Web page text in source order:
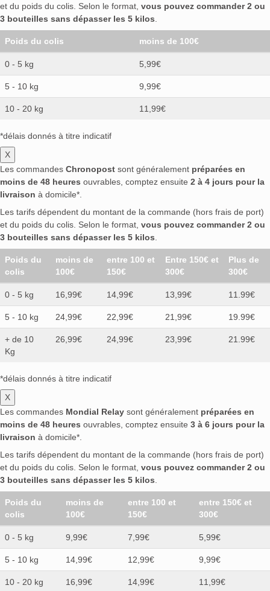
et du poids du colis. Selon le format, vous pouvez commander 2 ou
3 bouteilles sans dépasser les 5 kilos
Poids du colis moins de 100€
0 - 5 kg 5,99€
5 - 10 kg 9,99€
10 - 20 kg 11,99€
*délais donnés à titre indicatif
X
Les commandes Chronopost sont généralement préparées en
moins de 48 heures ouvrables, comptez ensuite 2 à 4 jours pour la
livraison à domicile*.
Les tarifs dépendent du montant de la commande (hors frais de port)
et du poids du colis. Selon le format, vous pouvez commander 2 ou
3 bouteilles sans dépasser les 5 kilos
Poids du
colis
moins de
100€
entre 100 et
150€
Entre 150€ et
300€
Plus de
300€
0 - 5 kg 16,99€ 14,99€ 13,99€ 11.99€
5 - 10 kg 24,99€ 22,99€ 21,99€ 19.99€
+ de 10
Kg
26,99€ 24,99€ 23,99€ 21.99€
*délais donnés à titre indicatif
X
Les commandes Mondial Relay sont généralement préparées en
moins de 48 heures ouvrables, comptez ensuite 3 à 6 jours pour la
livraison à domicile*.
Les tarifs dépendent du montant de la commande (hors frais de port)
et du poids du colis. Selon le format, vous pouvez commander 2 ou
3 bouteilles sans dépasser les 5 kilos
Poids du
colis
moins de
100€
entre 100 et
150€
entre 150€ et
300€
0 - 5 kg 9,99€ 7,99€ 5,99€
5 - 10 kg 14,99€ 12,99€ 9,99€
10 - 20 kg 16,99€ 14,99€ 11,99€